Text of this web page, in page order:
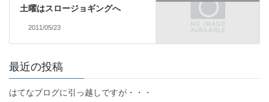
土曜はスロージョギングへ
2011/05/23
最近の投稿
はてなブログに引っ越しですが・・・